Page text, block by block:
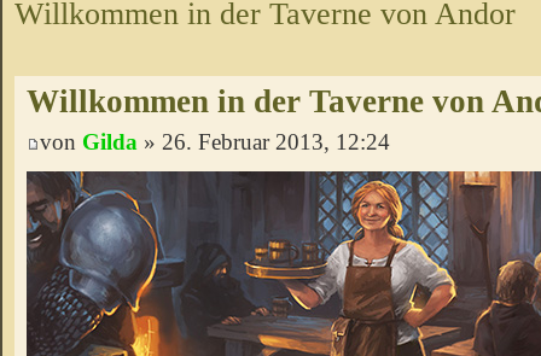
Willkommen in der Taverne von Andor
Willkommen in der Taverne von
von Gilda » 26. Februar 2013, 12:24